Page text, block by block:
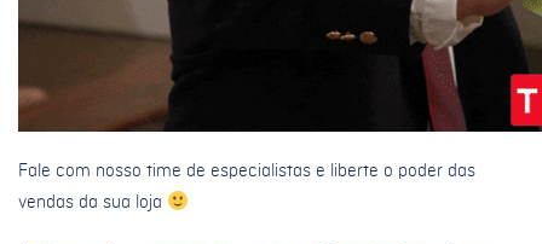
Fale com nosso time de especialistas e liberte o poder das
vendas da sua loja